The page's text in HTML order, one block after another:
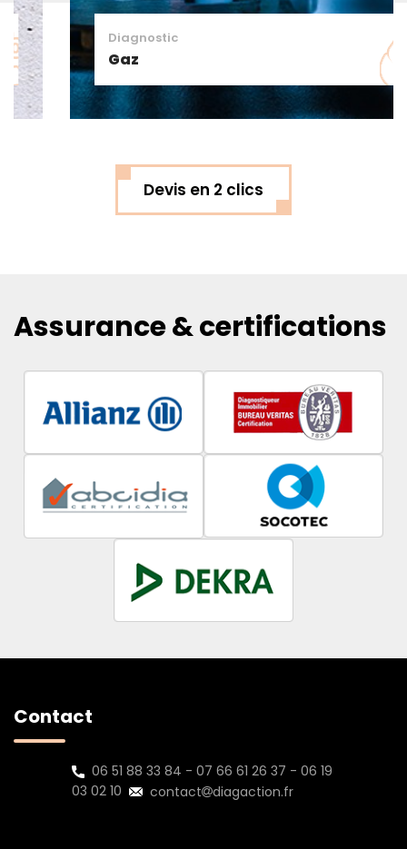
Diagnostic
Gaz
Devis en 2 clics
Assurance & certifications
Contact
06 51 88 33 84 - 07 66 61 26 37 - 06 19
03 02 10
contact diagaction.fr